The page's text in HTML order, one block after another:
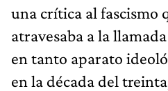
una crítica al fascismo
atravesaba a la
en tanto aparato
en la década del